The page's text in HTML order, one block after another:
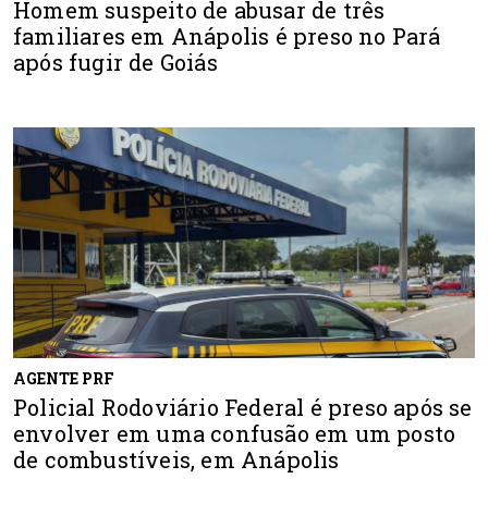
Homem suspeito de abusar de três
familiares em Anápolis é preso no Pará
após fugir de Goiás
AGENTE PRF
Policial Rodoviário Federal é preso após se
envolver em uma confusão em um posto
de combustíveis, em Anápolis